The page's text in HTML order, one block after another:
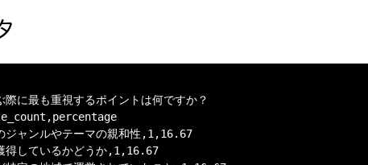
際に最も重視するポイントは何ですか？
ジャンルやテーマの親和性,1,16.67
得しているかどうか,1,16.67